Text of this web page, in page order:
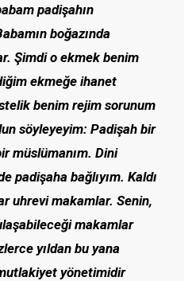
padişahın
boğazında
Şimdi o ekmek benim
ekmeğe ihanet
benim rejim sorunum
söyleyeyim: Padişah bir
müslümanım. Dini
padişaha bağlıyım. Kaldı
uhrevi makamlar. Senin,
makamlar
yıldan bu yana
yönetimidir